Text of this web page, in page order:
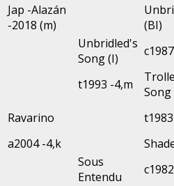
Jap -Alazán
-2018 (m)
(BI)
Unbridled's
Song (I)
t1993 -4,m
Song
Ravarino
a2004 -4,k
Sous
Entendu